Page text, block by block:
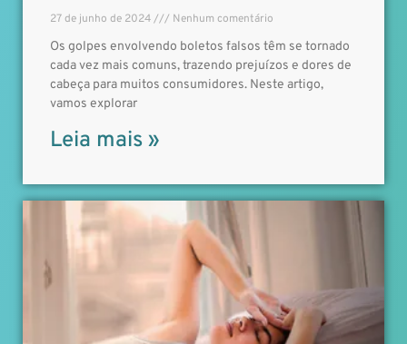
27 de junho de 2024 Nenhum comentário
Os golpes envolvendo boletos falsos têm se tornado
cada vez mais comuns, trazendo prejuízos e dores de
cabeça para muitos consumidores. Neste artigo,
vamos explorar
Leia mais »